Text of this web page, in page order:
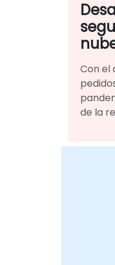
Con el
de la